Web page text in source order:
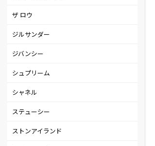
ザ ロウ
ジルサンダー
ジバンシー
シュプリーム
シャネル
ステューシー
ストンアイランド